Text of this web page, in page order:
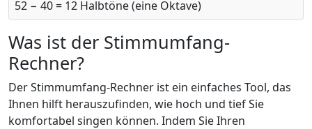
52 − 40 = 12 Halbtöne (eine Oktave)
Was ist der Stimmumfang-
Rechner?
Der Stimmumfang-Rechner ist ein einfaches Tool, das
Ihnen hilft herauszufinden, wie hoch und tief Sie
komfortabel singen können. Indem Sie Ihren